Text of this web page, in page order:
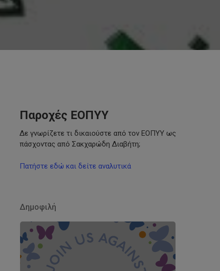
Παροχές ΕΟΠΥΥ
Δε γνωρίζετε τι δικαιούστε από τον ΕΟΠΥΥ ως
πάσχοντας από Σακχαρώδη Διαβήτη;
Πατήστε εδώ και δείτε αναλυτικά
Δημοφιλή